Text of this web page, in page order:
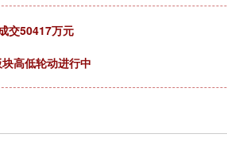
交50417万元
高低轮动进行中